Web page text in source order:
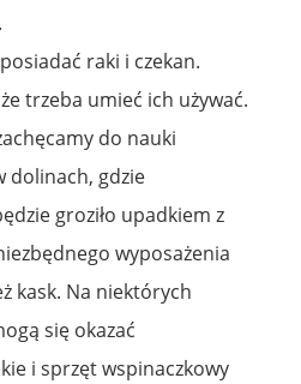
raki i czekan.
trzeba umieć ich używać.
do nauki
dolinach, gdzie
groziło upadkiem z
wyposażenia
kask. Na niektórych
się okazać
i sprzęt wspinaczkowy